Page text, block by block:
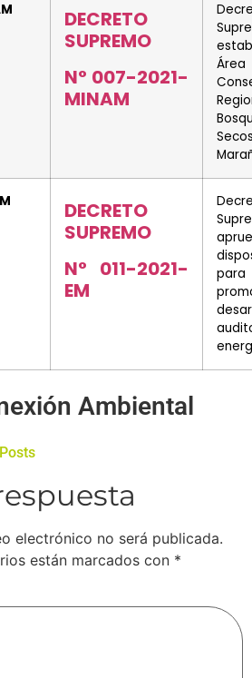
DECRETO
SUPREMO
N° 007-2021-
MINAM
DECRETO
SUPREMO
N° 011-2021-
EM
para
Ambiental
electrónico no será publicada.
están marcados con *